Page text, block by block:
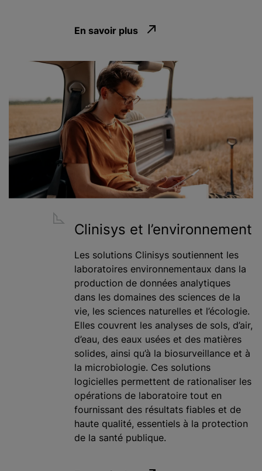
En savoir plus
Clinisys et l’environnement
Les solutions Clinisys soutiennent les
laboratoires environnementaux dans la
production de données analytiques
dans les domaines des sciences de la
vie, les sciences naturelles et l’écologie.
Elles couvrent les analyses de sols, d’air,
d’eau, des eaux usées et des matières
solides, ainsi qu’à la biosurveillance et à
la microbiologie. Ces solutions
logicielles permettent de rationaliser les
opérations de laboratoire tout en
fournissant des résultats fiables et de
haute qualité, essentiels à la protection
de la santé publique.